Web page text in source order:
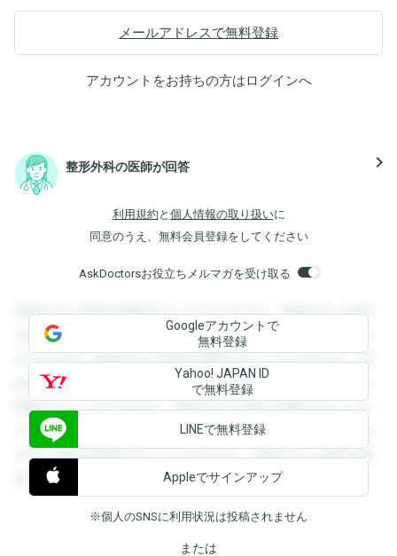
メールアドレスで無料登録
アカウントをお持ちの方はログインへ
整形外科の医師が回答 navigate_next
利用規約 と 個人情報の取り扱いに
同意のうえ、無料会員登録をしてください
AskDoctorsお役立ちメルマガを受け取る
登録すると回答を閲覧することができます。登録すると回答
を閲覧することができます。登録すると回答を閲覧すること
ができます。登録すると回答を閲覧することができます。登
録すると回答を閲覧することができます。登録すると回答を
閲覧することができます。登録すると回答を閲覧することが
できます。登録すると回答を閲覧することができます。登録
すると回答を閲覧することができます。登録すると回答を閲
覧することができます。
Googleアカウントで
無料登録
Yahoo! JAPAN ID
で無料登録
LINEで無料登録
Appleでサインアップ
※個人のSNSに利用状況は投稿されません
または